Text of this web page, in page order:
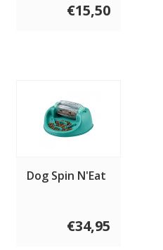
€15,50
Dog Spin N'Eat
€34,95